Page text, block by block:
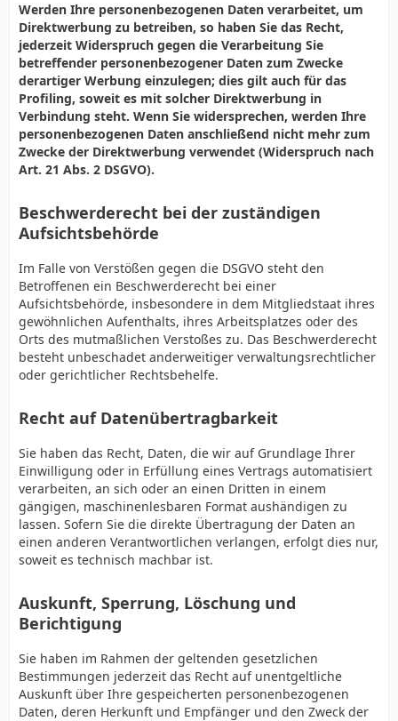
Werden Ihre personenbezogenen Daten verarbeitet, um
Direktwerbung zu betreiben, so haben Sie das Recht,
jederzeit Widerspruch gegen die Verarbeitung Sie
betreffender personenbezogener Daten zum Zwecke
derartiger Werbung einzulegen; dies gilt auch für das
Profiling, soweit es mit solcher Direktwerbung in
Verbindung steht. Wenn Sie widersprechen, werden Ihre
personenbezogenen Daten anschließend nicht mehr zum
Zwecke der Direktwerbung verwendet (Widerspruch nach
Art. 21 Abs. 2 DSGVO).
Beschwerderecht bei der zuständigen
Aufsichtsbehörde
Im Falle von Verstößen gegen die DSGVO steht den
Betroffenen ein Beschwerderecht bei einer
Aufsichtsbehörde, insbesondere in dem Mitgliedstaat ihres
gewöhnlichen Aufenthalts, ihres Arbeitsplatzes oder des
Orts des mutmaßlichen Verstoßes zu. Das Beschwerderecht
besteht unbeschadet anderweitiger verwaltungsrechtlicher
oder gerichtlicher Rechtsbehelfe.
Recht auf Datenübertragbarkeit
Sie haben das Recht, Daten, die wir auf Grundlage Ihrer
Einwilligung oder in Erfüllung eines Vertrags automatisiert
verarbeiten, an sich oder an einen Dritten in einem
gängigen, maschinenlesbaren Format aushändigen zu
lassen. Sofern Sie die direkte Übertragung der Daten an
einen anderen Verantwortlichen verlangen, erfolgt dies nur,
soweit es technisch machbar ist.
Auskunft, Sperrung, Löschung und
Berichtigung
Sie haben im Rahmen der geltenden gesetzlichen
Bestimmungen jederzeit das Recht auf unentgeltliche
Auskunft über Ihre gespeicherten personenbezogenen
Daten, deren Herkunft und Empfänger und den Zweck der